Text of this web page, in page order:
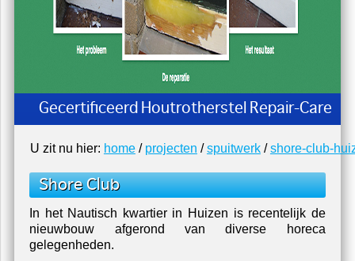
Gecertificeerd Houtrotherstel Repair-Care
U zit nu hier: home/ projecten /spuitwerk/shore-club-
Shore Club
In het Nautisch kwartier in Huizen is recentelijk de
nieuwbouw afgerond van diverse horeca
gelegenheden.